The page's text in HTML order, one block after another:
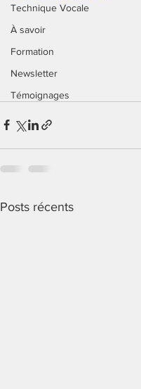
Technique Vocale
À savoir
Formation
Newsletter
Témoignages
Posts récents